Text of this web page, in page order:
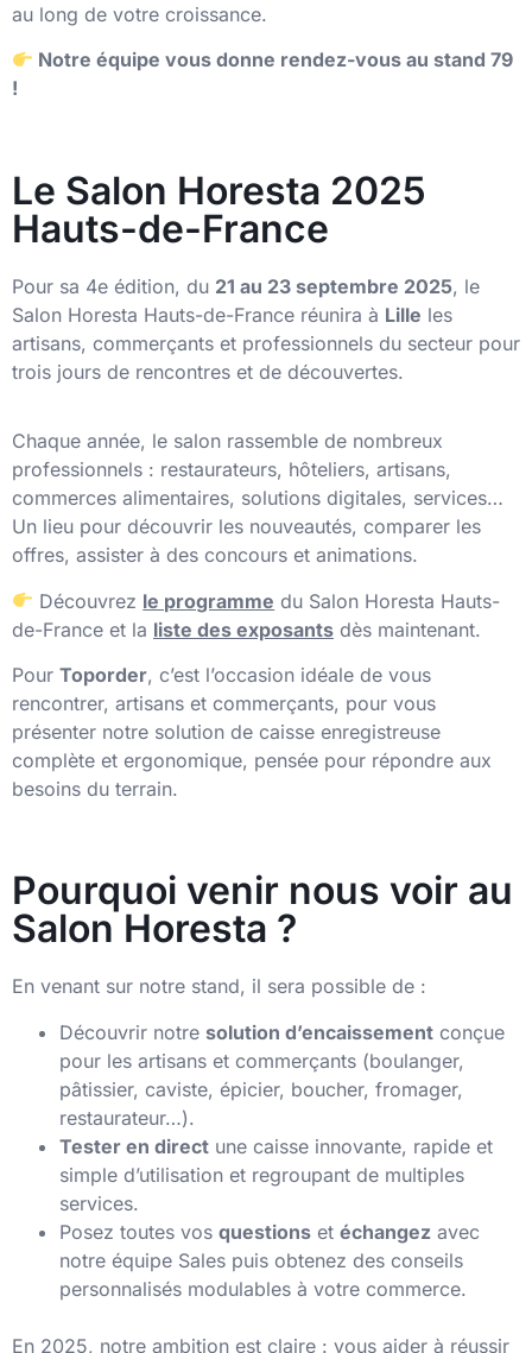
au long de votre croissance.
Notre équipe vous donne rendez-vous au stand 79
!
Le Salon Horesta 2025
Hauts-de-France
Pour sa 4e édition, du 21 au 23 septembre 2025, le
Salon Horesta Hauts-de-France réunira à Lille les
artisans, commerçants et professionnels du secteur pour
trois jours de rencontres et de découvertes.
Chaque année, le salon rassemble de nombreux
professionnels : restaurateurs, hôteliers, artisans,
commerces alimentaires, solutions digitales, services…
Un lieu pour découvrir les nouveautés, comparer les
offres, assister à des concours et animations.
Découvrez le programme du Salon Horesta Hauts-
de-France et la liste des exposants dès maintenant.
Pour Toporder, c’est l’occasion idéale de vous
rencontrer, artisans et commerçants, pour vous
présenter notre solution de caisse enregistreuse
complète et ergonomique, pensée pour répondre aux
besoins du terrain.
Pourquoi venir nous voir au
Salon Horesta ?
En venant sur notre stand, il sera possible de :
Découvrir notre solution d’encaissement conçue
pour les artisans et commerçants (boulanger,
pâtissier, caviste, épicier, boucher, fromager,
restaurateur…).
Tester en direct une caisse innovante, rapide et
simple d’utilisation et regroupant de multiples
services.
Posez toutes vos questions et échangez avec
notre équipe Sales puis obtenez des conseils
personnalisés modulables à votre commerce.
En 2025, notre ambition est claire : vous aider à réussir